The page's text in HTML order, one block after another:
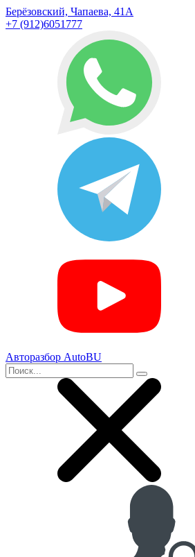
Берёзовский, Чапаева, 41А
+7 (912)6051777
Авторазбор AutoBU